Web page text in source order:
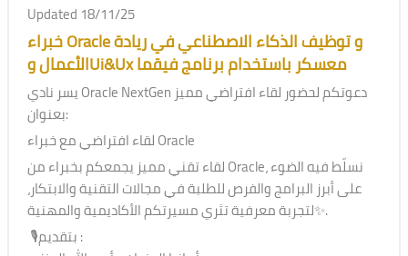
Updated 18/11/25
خبراء Oracle و توظيف الذكاء الاصطناعي في ريادة
الأعمال وUi&Ux معسكر باستخدام برنامج فيقما
يسر نادي Oracle NextGen دعوتكم لحضور لقاء افتراضي مميز
بعنوان:
لقاء افتراضي مع خبراء Oracle
لقاء تقني مميز يجمعكم بخبراء من Oracle، نسلّط فيه الضوء
على أبرز البرامج والفرص للطلبة في مجالات التقنية والابتكار،
لتجربة معرفية تثري مسيرتكم الأكاديمية والمهنية✨.
🎙️بتقديم :